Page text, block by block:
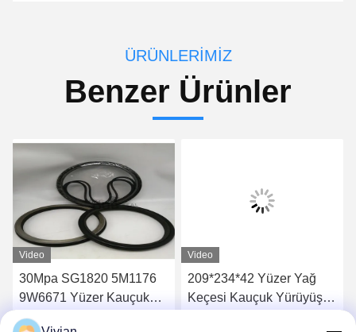
ÜRÜNLERIMIZ
Benzer Ürünler
Video
30Mpa SG1820 5M1176
9W6671 Yüzer Kauçuk
Yağ Keçesi SG1910
Video
209*234*42 Yüzer Yağ
Keçesi Kauçuk Yürüyüş